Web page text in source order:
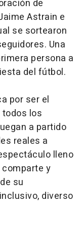
de
Astrain e
se sortearon
Una
persona a
del fútbol.
por ser el
todos los
a partido
reales a
lleno
comparte y
su
diverso